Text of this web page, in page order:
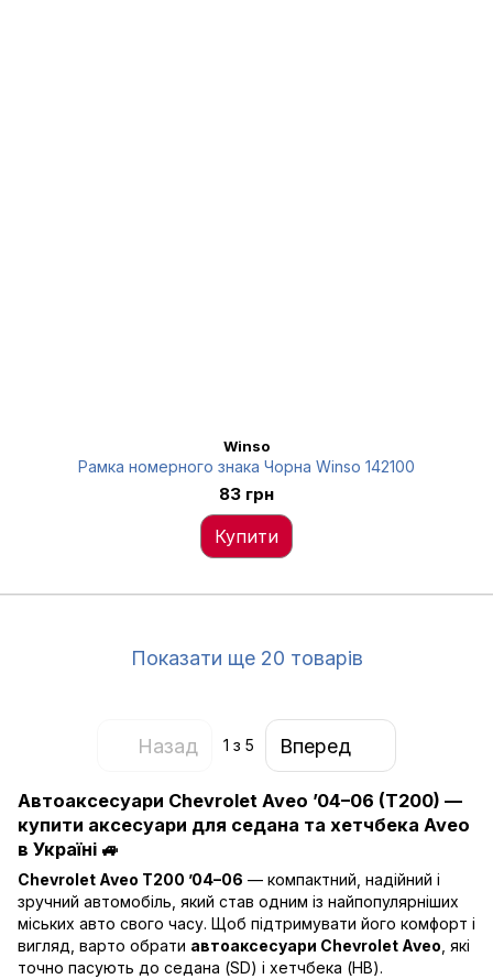
Winso
Рамка номерного знака Чорна Winso 142100
83 грн
Купити
Показати ще 20 товарів
Назад 1 з 5 Вперед
Автоаксесуари Chevrolet Aveo ’04–06 (T200) —
купити аксесуари для седана та хетчбека Aveo
в Україні 🚙
Chevrolet Aveo T200 ’04–06 — компактний, надійний і
зручний автомобіль, який став одним із найпопулярніших
міських авто свого часу. Щоб підтримувати його комфорт і
вигляд, варто обрати автоаксесуари Chevrolet Aveo , які
точно пасують до седана (SD) і хетчбека (HB).